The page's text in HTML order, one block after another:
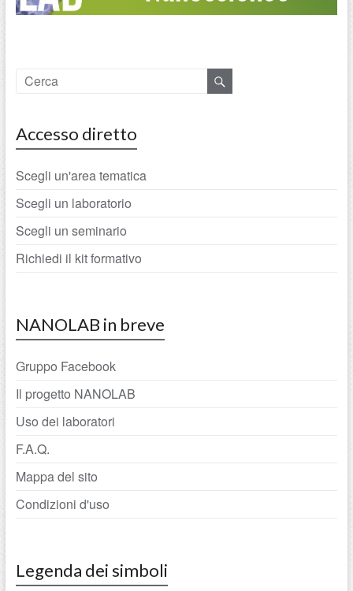
Accesso diretto
Scegli un'area tematica
Scegli un laboratorio
Scegli un seminario
Richiedi il kit formativo
NANOLAB in breve
Gruppo Facebook
Il progetto NANOLAB
Uso dei laboratori
F.A.Q.
Mappa del sito
Condizioni d'uso
Legenda dei simboli